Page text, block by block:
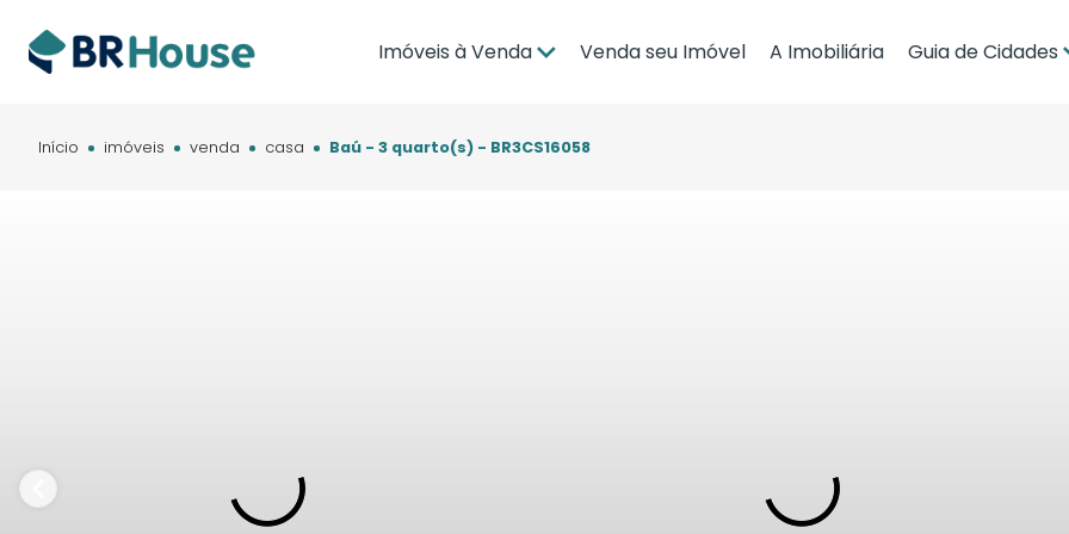
Imóveis à Venda Venda seu Imóvel A Imobiliária Guia de Cidades
Início imóveis venda casa Baú - 3 quarto(s) - BR3CS16058